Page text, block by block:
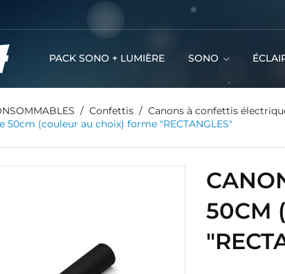
PACK SONO + LUMIÈRE SONO
Confettis
Canons à confettis
(couleur au choix) forme "RECTANGLES"
50CM